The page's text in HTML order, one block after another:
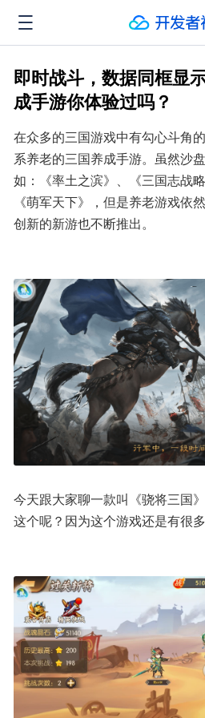
即时战斗，数据同框显
成手游你体验过吗？
在众多的三国游戏中有勾心斗角
系养老的三国养成手游。虽然沙
如：《率土之滨》、《三国志战
《萌军天下》，但是养老游戏依
创新的新游也不断推出。
今天跟大家聊一款叫《骁将三国
这个呢？因为这个游戏还是有很多